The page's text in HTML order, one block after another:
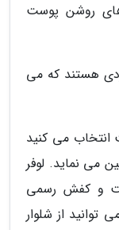
روشن پوست
هستند که می
می کنید
می نماید. لوفر
و کفش رسمی
توانید از شلوار